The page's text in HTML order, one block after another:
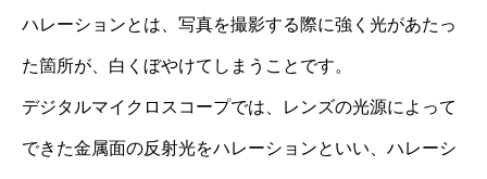
ハレーションとは、写真を撮影する際に強く光があたっ
た箇所が、白くぼやけてしまうことです。
デジタルマイクロスコープでは、レンズの光源によって
できた金属面の反射光をハレーションといい、ハレーシ